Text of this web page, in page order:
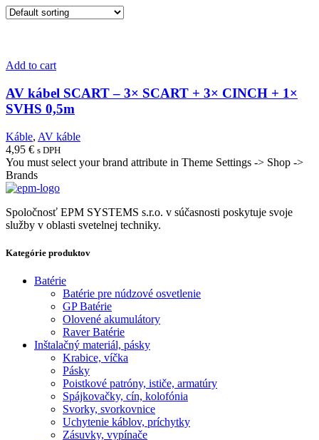
Add to cart
AV kábel SCART – 3× SCART + 3× CINCH + 1×
SVHS 0,5m
Káble, AV káble
4,95 € s DPH
You must select your brand attribute in Theme Settings -> Shop ->
Brands
Spoločnosť EPM SYSTEMS s.r.o. v súčasnosti poskytuje svoje
služby v oblasti svetelnej techniky.
Kategórie produktov
Batérie
Batérie pre núdzové osvetlenie
GP Batérie
Olovené akumulátory
Raver Batérie
Inštalačný materiál, pásky
Krabice, víčka
Pásky
Poistkové patróny, ističe, armatúry
Spájkovačky, cín, kolofónia
Svorky, svorkovnice
Uchytenie káblov, príchytky
Zásuvky, vypínače